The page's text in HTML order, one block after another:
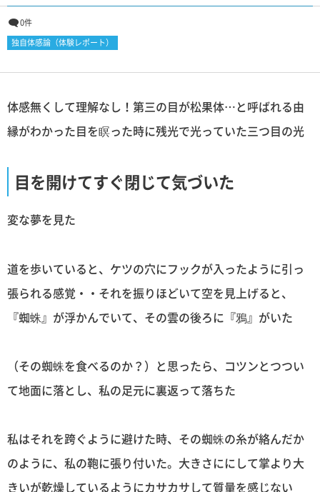
0件
独自体感論（体験レポート）
体感無くして理解なし！第三の目が松果体…と呼ばれる由
縁がわかった目を瞑った時に残光で光っていた三つ目の光
目を開けてすぐ閉じて気づいた
変な夢を見た
道を歩いていると、ケツの穴にフックが入ったように引っ
張られる感覚・・それを振りほどいて空を見上げると、
『蜘蛛』が浮かんでいて、その雲の後ろに『鴉』がいた
（その蜘蛛を食べるのか？）と思ったら、コツンとつつい
て地面に落とし、私の足元に裏返って落ちた
私はそれを跨ぐように避けた時、その蜘蛛の糸が絡んだか
のように、私の鞄に張り付いた。大きさににして掌より大
きいが乾燥しているようにカサカサして質量を感じない